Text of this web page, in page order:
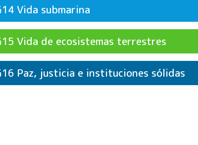
de actividadesCrítica
Vida submarina
Vida de ecosistemas terrestres
Paz, justicia e instituciones sólidas